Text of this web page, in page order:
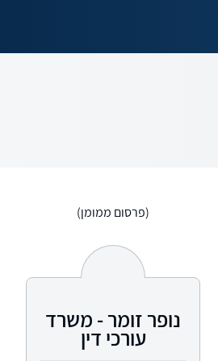
(פרסום ממומן)
נופר זומר - משרד
עורכי דין